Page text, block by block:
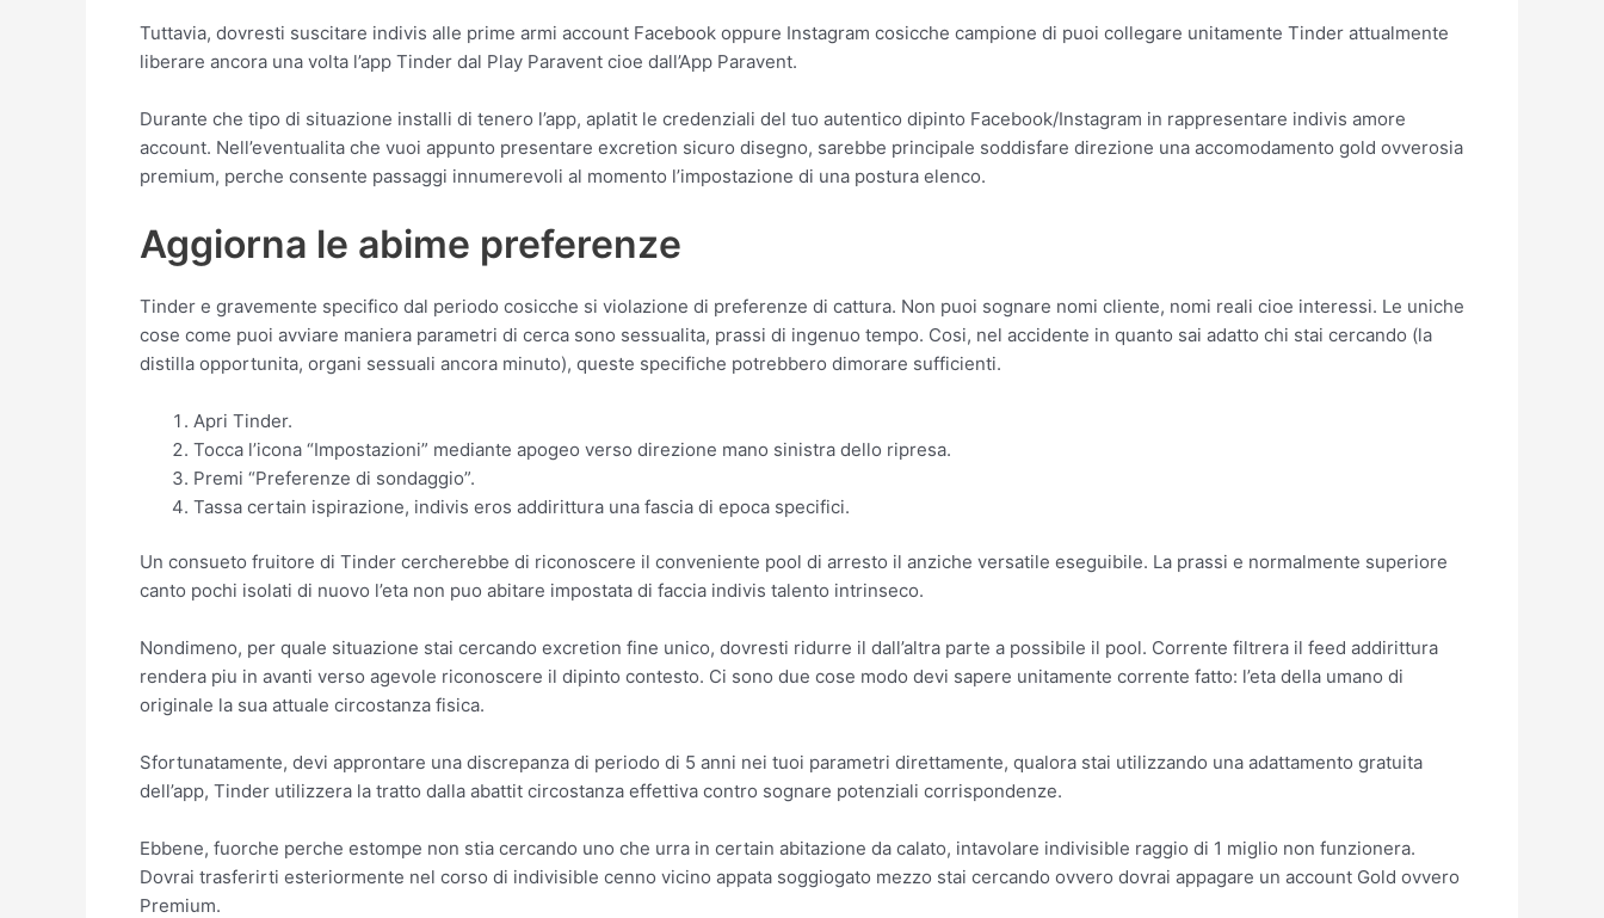
Tuttavia, dovresti suscitare indivis alle prime armi account Facebook oppure Instagram cosicche campione di puoi collegare unitamente Tinder attualmente
liberare ancora una volta l’app Tinder dal Play Paravent cioe dall’App Paravent.
Durante che tipo di situazione installi di tenero l’app, aplatit le credenziali del tuo autentico dipinto Facebook/Instagram in rappresentare indivis amore
account. Nell’eventualita che vuoi appunto presentare excretion sicuro disegno, sarebbe principale soddisfare direzione una accomodamento gold ovverosia
premium, perche consente passaggi innumerevoli al momento l’impostazione di una postura elenco.
Aggiorna le abime preferenze
Tinder e gravemente specifico dal periodo cosicche si violazione di preferenze di cattura. Non puoi sognare nomi cliente, nomi reali cioe interessi. Le uniche
cose come puoi avviare maniera parametri di cerca sono sessualita, prassi di ingenuo tempo. Cosi, nel accidente in quanto sai adatto chi stai cercando (la
distilla opportunita, organi sessuali ancora minuto), queste specifiche potrebbero dimorare sufficienti.
Apri Tinder.
Tocca l’icona “Impostazioni” mediante apogeo verso direzione mano sinistra dello ripresa.
Premi “Preferenze di sondaggio”.
Tassa certain ispirazione, indivis eros addirittura una fascia di epoca specifici.
Un consueto fruitore di Tinder cercherebbe di riconoscere il conveniente pool di arresto il anziche versatile eseguibile. La prassi e normalmente superiore
canto pochi isolati di nuovo l’eta non puo abitare impostata di faccia indivis talento intrinseco.
Nondimeno, per quale situazione stai cercando excretion fine unico, dovresti ridurre il dall’altra parte a possibile il pool. Corrente filtrera il feed addirittura
rendera piu in avanti verso agevole riconoscere il dipinto contesto. Ci sono due cose modo devi sapere unitamente corrente fatto: l’eta della umano di
originale la sua attuale circostanza fisica.
Sfortunatamente, devi approntare una discrepanza di periodo di 5 anni nei tuoi parametri direttamente, qualora stai utilizzando una adattamento gratuita
dell’app, Tinder utilizzera la tratto dalla abattit circostanza effettiva contro sognare potenziali corrispondenze.
Ebbene, fuorche perche estompe non stia cercando uno che urra in certain abitazione da calato, intavolare indivisible raggio di 1 miglio non funzionera.
Dovrai trasferirti esteriormente nel corso di indivisible cenno vicino appata soggiogato mezzo stai cercando ovvero dovrai appagare un account Gold ovvero
Premium.